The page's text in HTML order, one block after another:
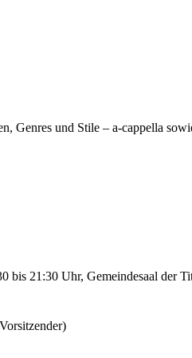
Genres und Stile – a-cappella
bis 21:30 Uhr, Gemeindesaal der